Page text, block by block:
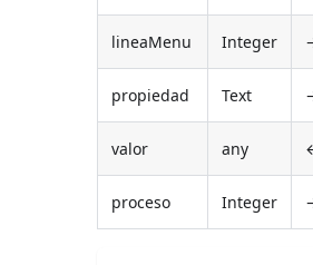
lineaMenu Integer
propiedad Text
valor any
proceso Integer